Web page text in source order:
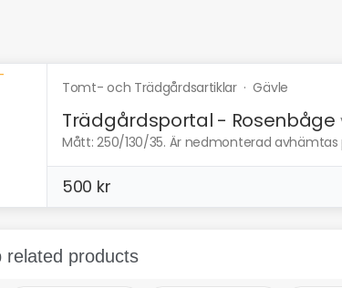
Tomt- och Trädgårdsartiklar·Gävle
Trädgårdsportal - Rosenbåge
Mått: 250/130/35. Är nedmonterad
500 kr